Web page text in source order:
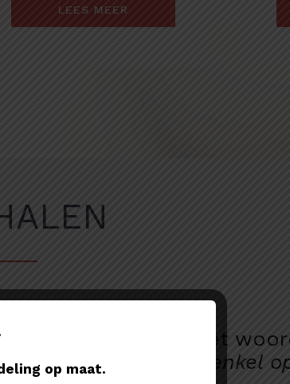
LEES MEER
Medewerkers aan het
geen veroordeling, enkel
op maat.